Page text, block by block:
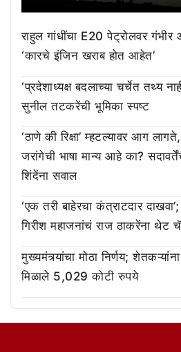
राहुल गांधींचा E20 पेट्रोलवर गंभीर
‘कारचे इंजिन खराब होत आहेत’
‘प्रदेशाध्यक्ष बदलाच्या चर्चेत तथ्य
सुनील तटकरेंची भूमिका स्पष्ट
‘ठाणे की रिक्षा’ म्हटल्यावर आग लागते,
जरांगेची भाषा मान्य आहे का?
शिंदेंना सवाल
‘एक तरी बाहेरचा कंत्राटदार दाखवा’;
गिरीश महाजनांचं राज ठाकरेंना थेट
मुख्यमंत्र्यांचा मोठा निर्णय; शेतकऱ्यांना
मिळाले 5,029 कोटी रुपये